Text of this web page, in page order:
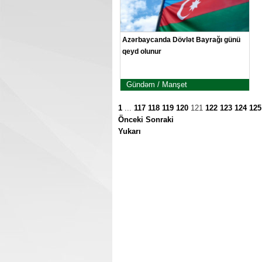
Azərbaycanda Dövlət Bayrağı günü
qeyd olunur
Gündəm / Manşet
1 ... 117 118 119 120 121 122 123 124 125
Önceki Sonraki
Yukarı